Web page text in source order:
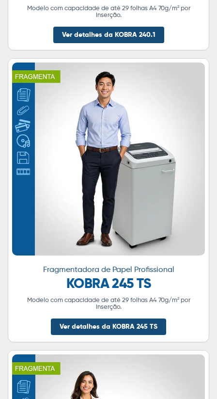
Modelo com capacidade de até 29 folhas A4 70g/m² por
inserção.
Ver detalhes da KOBRA 240.1
Fragmentadora de Papel Profissional
KOBRA 245 TS
Modelo com capacidade de até 29 folhas A4 70g/m² por
inserção.
Ver detalhes da KOBRA 245 TS